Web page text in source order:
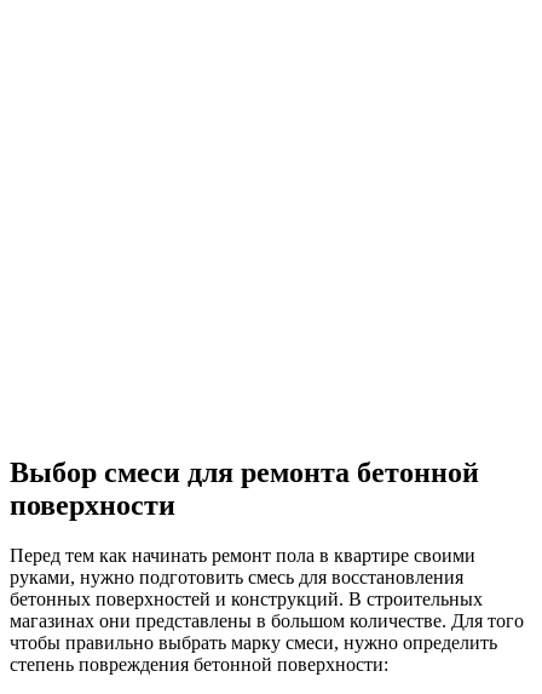
Выбор смеси для ремонта бетонной
поверхности
Перед тем как начинать ремонт пола в квартире своими
руками, нужно подготовить смесь для восстановления
бетонных поверхностей и конструкций. В строительных
магазинах они представлены в большом количестве. Для того
чтобы правильно выбрать марку смеси, нужно определить
степень повреждения бетонной поверхности: